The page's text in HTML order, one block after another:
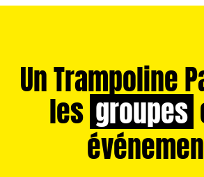
Un Trampoline
les groupes